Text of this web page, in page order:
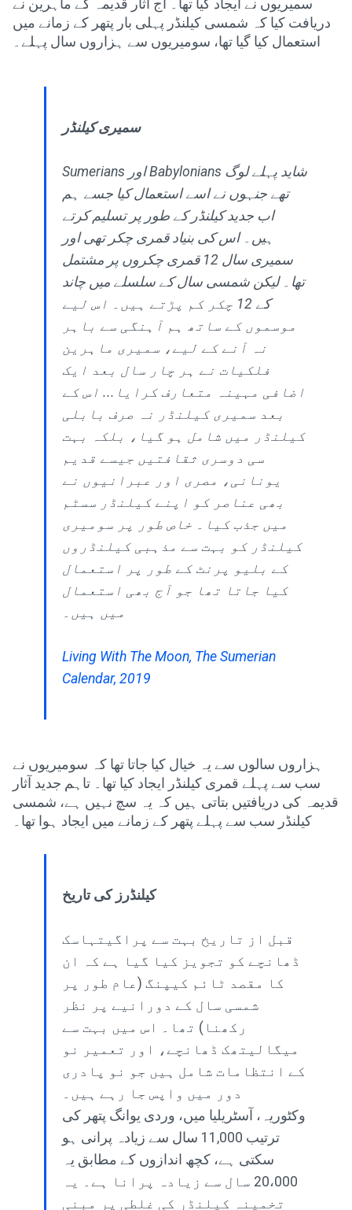
سمیریوں نے ایجاد کیا تھا۔ آج آثار قدیمہ کے ماہرین نے
دریافت کیا کہ شمسی کیلنڈر پہلی بار پتھر کے زمانے میں
استعمال کیا گیا تھا، سومیریوں سے ہزاروں سال پہلے۔
سمیری کیلنڈر
Sumerians اور Babylonians شاید پہلے لوگ
تھے جنہوں نے اسے استعمال کیا جسے ہم
اب جدید کیلنڈر کے طور پر تسلیم کرتے
ہیں۔ اس کی بنیاد قمری چکر تھی اور
سمیری سال 12 قمری چکروں پر مشتمل
تھا۔ لیکن شمسی سال کے سلسلے میں چاند
کے 12 چکر کم پڑتے ہیں۔ اس لیے
موسموں کے ساتھ ہم آہنگی سے باہر
نہ آنے کے لیے، سمیری ماہرین
فلکیات نے ہر چار سال بعد ایک
اضافی مہینہ متعارف کرایا... اس کے
بعد سمیری کیلنڈر نہ صرف بابلی
کیلنڈر میں شامل ہو گیا، بلکہ بہت
سی دوسری ثقافتیں جیسے قدیم
یونانی، مصری اور عبرانیوں نے
بھی عناصر کو اپنے کیلنڈر سسٹم
میں جذب کیا۔ خاص طور پر سومیری
کیلنڈر کو بہت سے مذہبی کیلنڈروں
کے بلیو پرنٹ کے طور پر استعمال
کیا جاتا تھا جو آج بھی استعمال
میں ہیں۔
Living With The Moon, The Sumerian
Calendar, 2019
ہزاروں سالوں سے یہ خیال کیا جاتا تھا کہ سومیریوں نے
سب سے پہلے قمری کیلنڈر ایجاد کیا تھا۔ تاہم جدید آثار
قدیمہ کی دریافتیں بتاتی ہیں کہ یہ سچ نہیں ہے، شمسی
کیلنڈر سب سے پہلے پتھر کے زمانے میں ایجاد ہوا تھا۔
کیلنڈرز کی تاریخ
قبل از تاریخ بہت سے پراگیتہاسک
ڈھانچے کو تجویز کیا گیا ہے کہ ان
کا مقصد ٹائم کیپنگ (عام طور پر
شمسی سال کے دورانیے پر نظر
رکھنا) تھا۔ اس میں بہت سے
میگالیتھک ڈھانچے، اور تعمیر نو
کے انتظامات شامل ہیں جو نو پادری
دور میں واپس جا رہے ہیں۔
وکٹوریہ، آسٹریلیا میں، وردی یوانگ پتھر کی
ترتیب 11,000 سال سے زیادہ پرانی ہو
سکتی ہے، کچھ اندازوں کے مطابق یہ
20،000 سال سے زیادہ پرانا ہے۔ یہ
تخمینہ کیلنڈر کی غلطی پر مبنی